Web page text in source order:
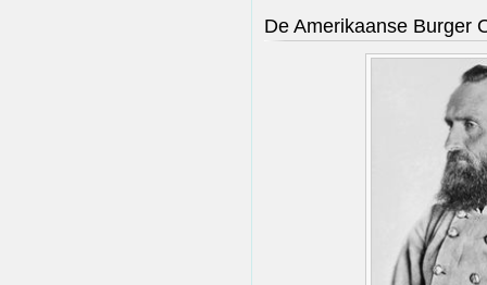
De Amerikaanse Burger